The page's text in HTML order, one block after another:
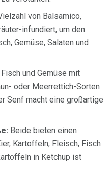
von Balsamico,
infundiert, um den
Gemüse, Salaten und
und Gemüse mit
oder Meerrettich-Sorten
Senf macht eine großartige
Beide bieten einen
Kartoffeln, Fleisch, Fisch
in Ketchup ist